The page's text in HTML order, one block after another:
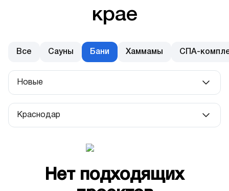
крае
Новые
Все Сауны Бани Хаммамы СПА-
Краснодар
Санкт-Петербург
Нет подходящих